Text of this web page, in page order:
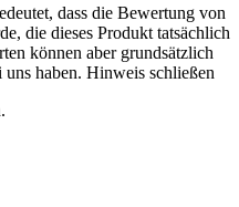
dass die Bewertung von
die dieses Produkt tatsächlich
können aber grundsätzlich
haben. Hinweis schließen